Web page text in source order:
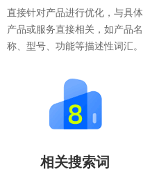
直接针对产品进行优化，与具体
产品或服务直接相关，如产品名
称、型号、功能等描述性词汇。
相关搜索词